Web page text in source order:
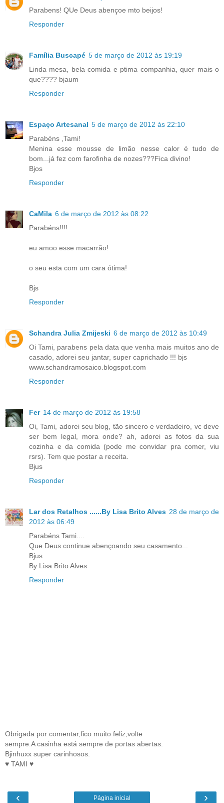
Parabens! QUe Deus abençoe mto beijos!
Responder
Família Buscapé 5 de março de 2012 às 19:19
Linda mesa, bela comida e ptima companhia, quer mais o
que???? bjaum
Responder
Espaço Artesanal 5 de março de 2012 às 22:10
Parabéns ,Tami!
Menina esse mousse de limão nesse calor é tudo de
bom...já fez com farofinha de nozes???Fica divino!
Bjos
Responder
CaMila 6 de março de 2012 às 08:22
Parabéns!!!!
eu amoo esse macarrão!
o seu esta com um cara ótima!
Bjs
Responder
Schandra Julia Zmijeski 6 de março de 2012 às 10:49
Oi Tami, parabens pela data que venha mais muitos ano de
casado, adorei seu jantar, super caprichado !!! bjs
www.schandramosaico.blogspot.com
Responder
Fer 14 de março de 2012 às 19:58
Oi, Tami, adorei seu blog, tão sincero e verdadeiro, vc deve
ser bem legal, mora onde? ah, adorei as fotos da sua
cozinha e da comida (pode me convidar pra comer, viu
rsrs). Tem que postar a receita.
Bjus
Responder
Lar dos Retalhos ......By Lisa Brito Alves 28 de março de
2012 às 06:49
Parabéns Tami....
Que Deus continue abençoando seu casamento...
Bjus
By Lisa Brito Alves
Responder
Obrigada por comentar,fico muito feliz,volte
sempre.A casinha está sempre de portas abertas.
Bjinhuxx super carinhosos.
♥ TAMI ♥
‹ ›
Página inicial